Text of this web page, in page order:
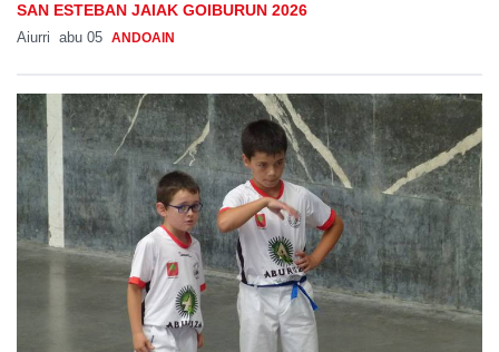
SAN ESTEBAN JAIAK GOIBURUN 2026
Aiurri abu 05 ANDOAIN